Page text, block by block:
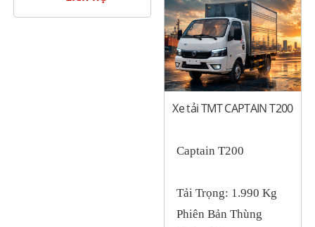
Xe tải TMT CAPTAIN T200
Captain T200
Tải Trọng: 1.990 Kg
Phiên Bản Thùng